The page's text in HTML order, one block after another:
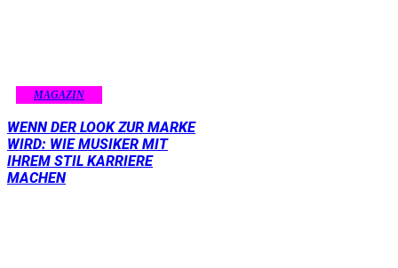
MAGAZIN
WENN DER LOOK ZUR MARKE
WIRD: WIE MUSIKER MIT
IHREM STIL KARRIERE
MACHEN